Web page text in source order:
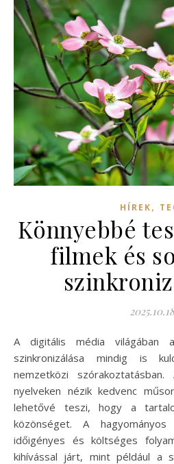
HÍREK,
Könnyebbé
filmek és
A digitális média világában a filmek és sorozatok
szinkronizálása mindig is
nemzetközi
nyelveken nézik kedvenc
lehetővé teszi, hogy a
közönséget. A hagyományos
időigényes és költséges
kihívással járt, mint például a